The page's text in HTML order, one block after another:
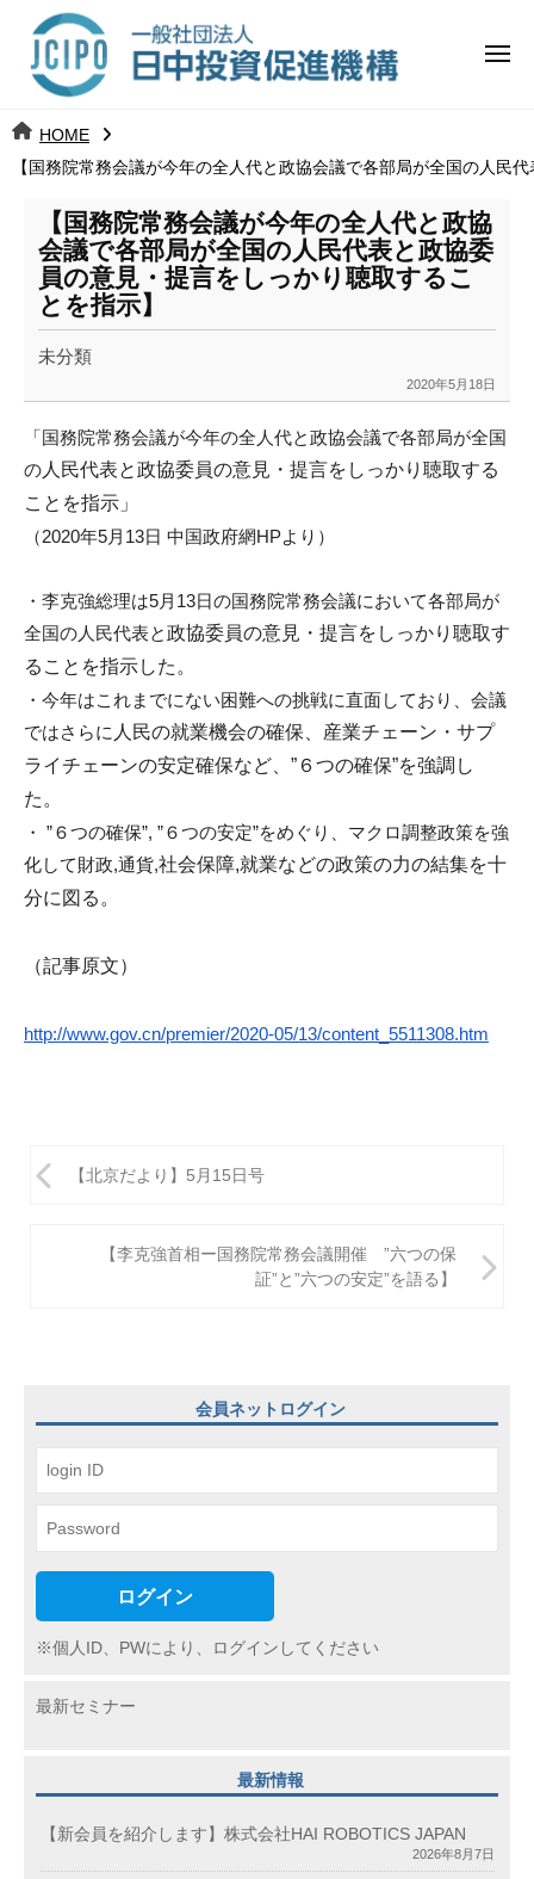
ツ 日
中
投
資
促
機
構
j
c
メ
HOME
【国務院常務会議が今年の全人代と政協会議で各部局が全国の人民
【国務院常務会議が今年の全人代と政協
会議で各部局が全国の人民代表と政協委
員の意見・提言をしっかり聴取するこ
とを指示】
未分類
2020年5月18日
k
a
n
a
m
「国務院常務会議が今年の全人代と政協会議で各部局が全国
の人民代表と政協委員の意見・提言をしっかり聴取する
ことを指示」
（2020年5月13日 中国政府網HPより）
・ 李克強総理は5月13日の国務院常務会議において各部局が
全国の人民代表と政協委員の意見・提言をしっかり聴取す
ることを指示した。
・今年はこれまでにない困難への挑戦に直面しており、 会議
ではさらに人民の就業機会の確保、産業チェーン・ サプ
ライチェーンの安定確保など、”６つの確保”を強調し
た。
・ ”６つの確保”, ”６つの安定”をめぐり、マクロ調整政策を強
化して財政,通貨,社会保障,就業などの政策の力の結集を十
分に図る。
（記事原文）
http://www.gov.cn/premier/2020-05/13/content_5511308.htm
投
ン
【北京だより】5月15日号
【李克強首相ー国務院常務会議開催 ”六つの保
証”と”六つの安定”を語る】
会員ネットログイン
ログイン
※個人ID、PWにより、ログインしてください
最新セミナー
最新情報
【新会員を紹介します】株式会社HAI ROBOTICS JAPAN
2026年8月7日
日
中
資
進
機
構